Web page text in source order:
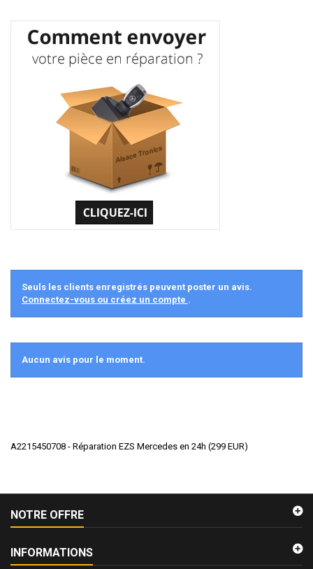
Seuls les clients enregistrés peuvent poster un avis.
Connectez-vous ou créez un compte .
Aucun avis pour le moment.
A2215450708 - Réparation EZS Mercedes en 24h (299 EUR)
NOTRE OFFRE
INFORMATIONS